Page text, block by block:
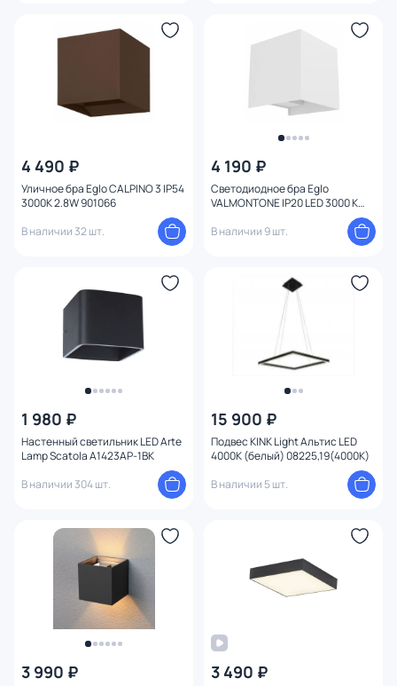
4 490 ₽
Уличное бра Eglo CALPINO 3 IP54
3000K 2.8W 901066
В наличии 32 шт.
4 190 ₽
Светодиодное бра Eglo
VALMONTONE IP20 LED 3000 K
В наличии 9 шт.
1 980 ₽
Настенный светильник LED Arte
Lamp Scatola A1423AP-1BK
В наличии 304 шт.
15 900 ₽
Подвес KINK Light Альтис LED
4000К (белый) 08225,19(4000K)
В наличии 5 шт.
3 990 ₽ 3 490 ₽
Функции
Мощность ламп
Умный дом